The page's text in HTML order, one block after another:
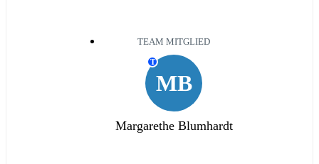
TEAM MITGLIED
MB
T
Margarethe Blumhardt